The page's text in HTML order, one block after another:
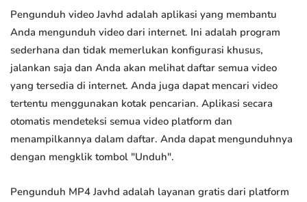
Pengunduh video Javhd adalah aplikasi yang membantu
Anda mengunduh video dari internet. Ini adalah program
sederhana dan tidak memerlukan konfigurasi khusus,
jalankan saja dan Anda akan melihat daftar semua video
yang tersedia di internet. Anda juga dapat mencari video
tertentu menggunakan kotak pencarian. Aplikasi secara
otomatis mendeteksi semua video platform dan
menampilkannya dalam daftar. Anda dapat mengunduhnya
dengan mengklik tombol "Unduh".
Pengunduh MP4 Javhd adalah layanan gratis dari platform